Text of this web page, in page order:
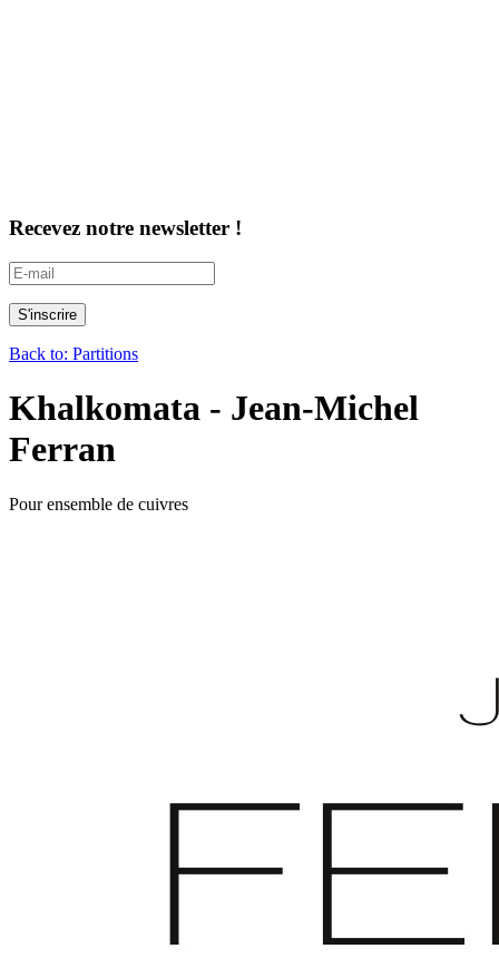
Recevez notre newsletter !
Back to: Partitions
Khalkomata - Jean-Michel
Ferran
Pour ensemble de cuivres